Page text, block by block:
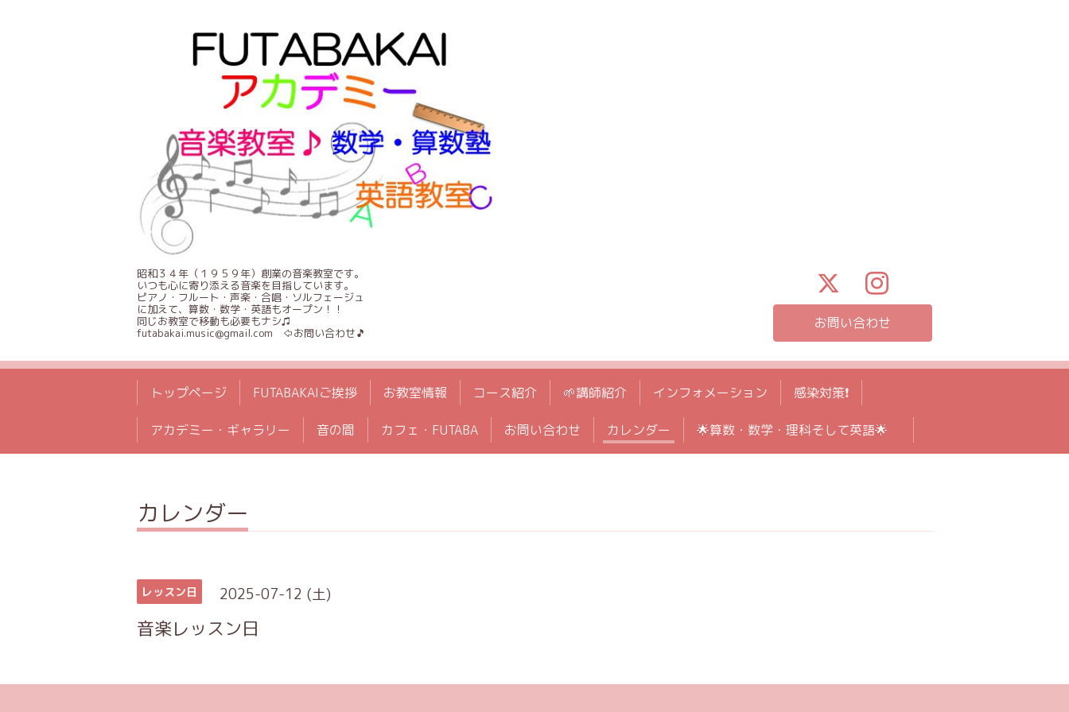
昭和３４年（１９５９年）創業の音楽教室です。
いつも心に寄り添える音楽を目指しています。
ピアノ・フルート・声楽・合唱・ソルフェージュ
に加えて、算数・数学・英語もオープン！！
同じお教室で移動も必要もナシ♫
futabakai.music@gmail.com ⇦お問い合わせ🎵
お問い合わせ
トップページ FUTABAKAIご挨拶 お教室情報 コース紹介 🌱講師紹介 インフォメーション 感染対策❗️
アカデミー・ギャラリー 音の間 カフェ・FUTABA お問い合わせ カレンダー 🌟算数・数学・理科そして英語🌟
カレンダー
レッスン日 2025-07-12 (土)
音楽レッスン日